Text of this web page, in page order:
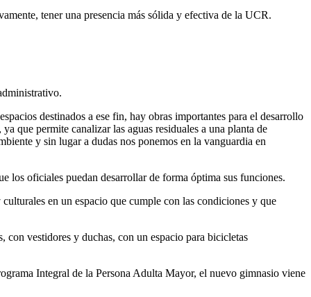
tener una presencia más sólida y efectiva de la UCR.
destinados a ese fin, hay obras importantes para el desarrollo
que permite canalizar las aguas residuales a una planta de
y sin lugar a dudas nos ponemos en la vanguardia en
los oficiales puedan desarrollar de forma óptima sus funciones.
en un espacio que cumple con las condiciones y que
con vestidores y duchas, con un espacio para bicicletas
Integral de la Persona Adulta Mayor, el nuevo gimnasio viene